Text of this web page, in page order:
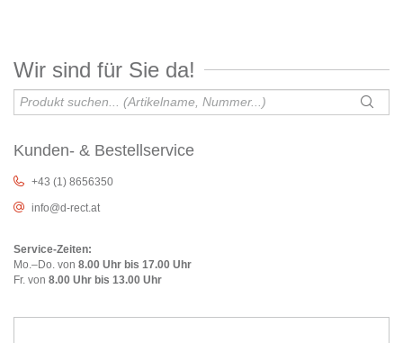
Wir sind für Sie da!
Kunden- & Bestellservice
+43 (1) 8656350
info@d-rect.at
Service-Zeiten:
Mo.–Do. von 8.00 Uhr bis 17.00 Uhr
Fr. von 8.00 Uhr bis 13.00 Uhr